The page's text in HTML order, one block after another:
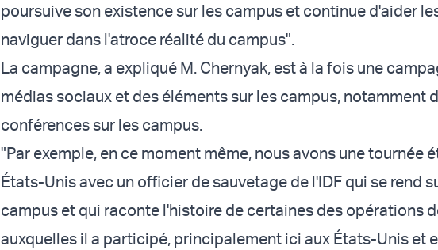
poursuive son existence sur les campus et continue d'aider
naviguer dans l'atroce réalité du campus".
La campagne, a expliqué M. Chernyak, est à la fois une
médias sociaux et des éléments sur les campus, notamment
conférences sur les campus.
"Par exemple, en ce moment même, nous avons une tournée
États-Unis avec un officier de sauvetage de l'IDF qui se rend
campus et qui raconte l'histoire de certaines des opérations
auxquelles il a participé, principalement ici aux États-Unis et